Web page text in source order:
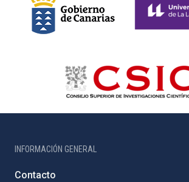
INFORMACIÓN GENERAL
Contacto